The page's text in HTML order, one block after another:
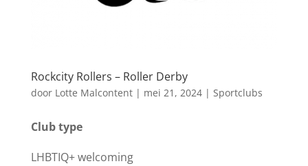
Rockcity Rollers – Roller Derby
door Lotte Malcontent| mei 21, 2024| Sportclubs
Club type
LHBTIQ+ welcoming